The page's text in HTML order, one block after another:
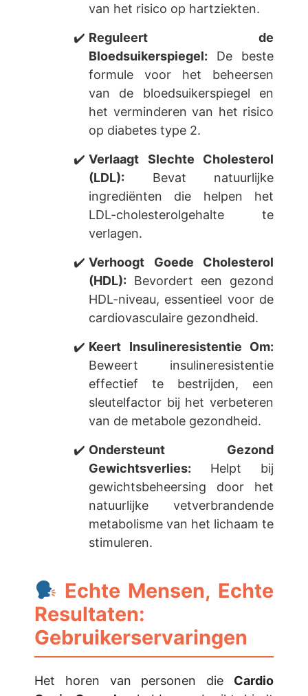
van het risico op hartziekten.
Reguleert de
Bloedsuikerspiegel: De beste
formule voor het beheersen
van de bloedsuikerspiegel en
het verminderen van het risico
op diabetes type 2.
Verlaagt Slechte Cholesterol
(LDL): Bevat natuurlijke
ingrediënten die helpen het
LDL-cholesterolgehalte te
verlagen.
Verhoogt Goede Cholesterol
(HDL): Bevordert een gezond
HDL-niveau, essentieel voor de
cardiovasculaire gezondheid.
Keert Insulineresistentie Om:
Beweert insulineresistentie
effectief te bestrijden, een
sleutelfactor bij het verbeteren
van de metabole gezondheid.
Ondersteunt Gezond
Gewichtsverlies: Helpt bij
gewichtsbeheersing door het
natuurlijke vetverbrandende
metabolisme van het lichaam te
stimuleren.
Echte Mensen, Echte
Resultaten:
Gebruikerservaringen
Het horen van personen die Cardio